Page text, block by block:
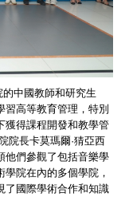
中國教師和研究生
習高等教育管理，特別
獲得課程開發和教學管
院長卡莫瑪爾·猜亞西
他們參觀了包括音樂學
院在內的多個學院，
了國際學術合作和知識